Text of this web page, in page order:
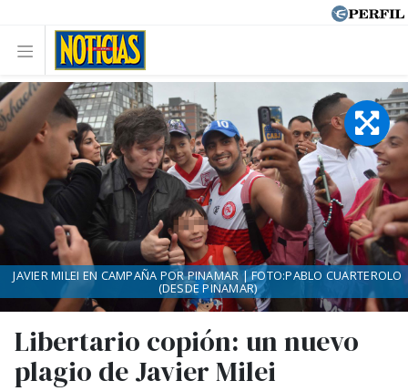
Libertario copión: un nuevo
plagio de Javier Milei
JAVIER MILEI EN CAMPAÑA POR PINAMAR | FOTO:PABLO CUARTEROLO
(DESDE PINAMAR)